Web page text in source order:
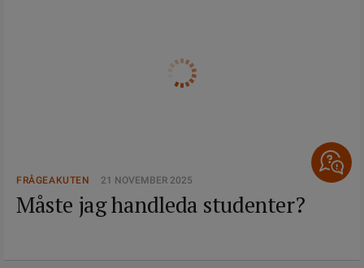
FRÅGEAKUTEN 21 NOVEMBER 2025
Måste jag handleda studenter?